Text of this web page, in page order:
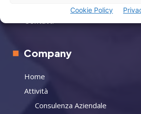
Cookie Policy
Cookie Policy (UE)
Company
Home
Attività
Consulenza Aziendale